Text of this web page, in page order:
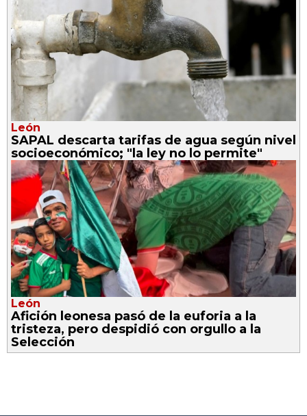
León
SAPAL descarta tarifas de agua según nivel
socioeconómico; "la ley no lo permite"
León
Afición leonesa pasó de la euforia a la
tristeza, pero despidió con orgullo a la
Selección